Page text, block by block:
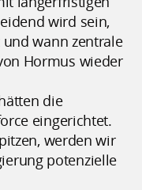
wird sein,
wann zentrale
Hormus wieder
die
eingerichtet.
werden wir
potenzielle